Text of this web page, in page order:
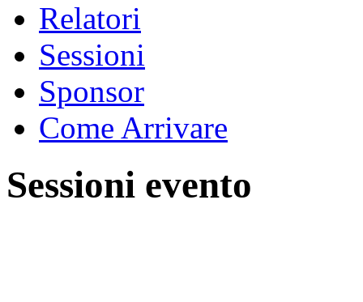
Relatori
Sessioni
Sponsor
Come Arrivare
Sessioni evento